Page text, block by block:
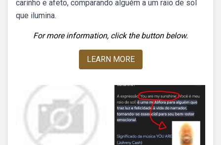
carinho e afeto, comparando alguém a um raio de sol
que ilumina.
For more information, click the button below.
LEARN MORE